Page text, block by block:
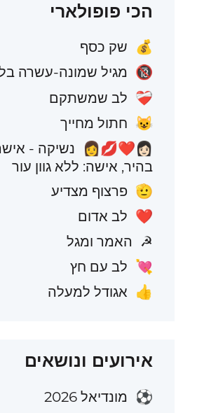
הכי פופולארי
💰 שק כסף
🔞 מגיל שמונה-עשרה
❤️‍🩹 לב שמשתקם
😺 חתול מחייך
👩🏻‍❤️‍💋‍👩
נשיקה -
בהיר, אישה: ללא גוון עור
🫡 פרצוף מצדיע
❤️ לב אדום
☭ האמר ומגל
💘 לב עם חץ
👍 אגודל למעלה
אירועים ונושאים
⚽ מונדיאל 2026